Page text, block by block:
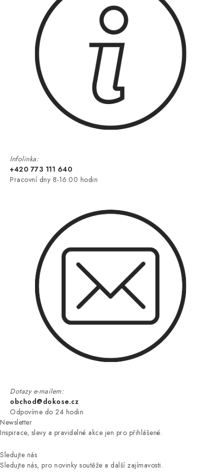
Infolinka:
+420 773 111 640
Pracovní dny 8-16:00 hodin
Dotazy e-mailem:
obchod@dokose.cz
Odpovíme do 24 hodin
Newsletter
Inspirace, slevy a pravidelné akce jen pro přihlášené.
Sledujte nás
Sledujte nás, pro novinky soutěže a další zajímavosti.